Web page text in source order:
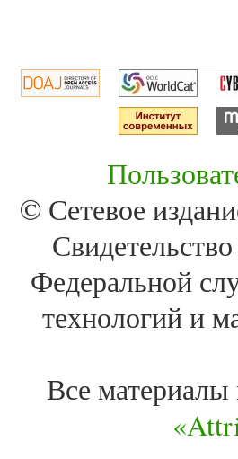
© Сетевое
Федеральной
технологий и
Все